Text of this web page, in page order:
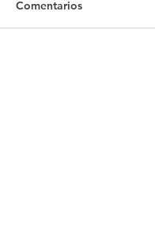
Comentarios